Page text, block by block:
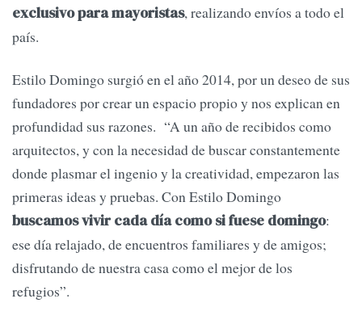
exclusivo para mayoristas, realizando envíos a todo el
país.
Estilo Domingo surgió en el año 2014, por un deseo de sus
fundadores por crear un espacio propio y nos explican en
profundidad sus razones. “A un año de recibidos como
arquitectos, y con la necesidad de buscar constantemente
donde plasmar el ingenio y la creatividad, empezaron las
primeras ideas y pruebas. Con Estilo Domingo
buscamos vivir cada día como si fuese domingo:
ese día relajado, de encuentros familiares y de amigos;
disfrutando de nuestra casa como el mejor de los
refugios”.